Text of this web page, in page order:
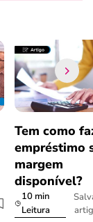
Tem como
empréstimo
margem
disponível?
10 min
Leitura